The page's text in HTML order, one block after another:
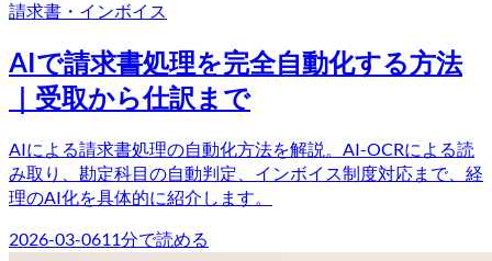
請求書・インボイス
AIで請求書処理を完全自動化する方法
｜受取から仕訳まで
AIによる請求書処理の自動化方法を解説。AI-OCRによる読
み取り、勘定科目の自動判定、インボイス制度対応まで、経
理のAI化を具体的に紹介します。
2026-03-0611分で読める